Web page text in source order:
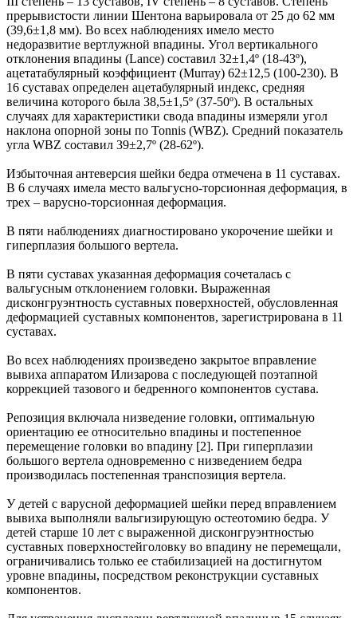
прерывистости линии Шентона варьировала от 25 до 62 мм
(39,6±1,8 мм). Во всех наблюдениях имело место
недоразвитие вертлужной впадины. Угол вертикального
отклонения впадины (Lance) составил 32±1,4º (18-43º),
ацетатабулярный коэффициент (Murray) 62±12,5 (100-230). В
16 суставах определен ацетабулярный индекс, средняя
величина которого была 38,5±1,5º (37-50º). В остальных
случаях для характеристики свода впадины измеряли угол
наклона опорной зоны по Tonnis (WBZ). Средний показатель
угла WBZ составил 39±2,7º (28-62º).
Избыточная антеверсия шейки бедра отмечена в 11 суставах.
В 6 случаях имела место вальгусно-торсионная деформация, в
трех – варусно-торсионная деформация.
В пяти наблюдениях диагностировано укорочение шейки и
гиперплазия большого вертела.
В пяти суставах указанная деформация сочеталась с
вальгусным отклонением головки. Выраженная
дисконгруэнтность суставных поверхностей, обусловленная
деформацией суставных компонентов, зарегистрирована в 11
суставах.
Во всех наблюдениях произведено закрытое вправление
вывиха аппаратом Илизарова с последующей поэтапной
коррекцией тазового и бедренного компонентов сустава.
Репозиция включала низведение головки, оптимальную
ориентацию ее относительно впадины и постепенное
перемещение головки во впадину [2]. При гиперплазии
большого вертела одновременно с низведением бедра
производилась постепенная транспозиция вертела.
У детей с варусной деформацией шейки перед вправлением
вывиха выполняли вальгизирующую остеотомию бедра. У
детей старше 10 лет с выраженной дисконгруэнтностью
суставных поверхностейголовку во впадину не перемещали,
ограничивались только ее стабилизацией на достигнутом
уровне впадины, посредством реконструкции суставных
компонентов.